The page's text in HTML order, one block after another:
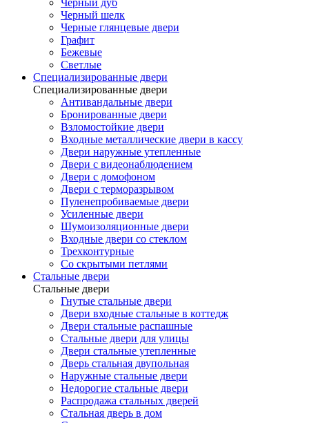
Черный дуб
Черный шелк
Черные глянцевые двери
Графит
Бежевые
Светлые
Специализированные двери
Специализированные двери
Антивандальные двери
Бронированные двери
Взломостойкие двери
Входные металлические двери в кассу
Двери наружные утепленные
Двери с видеонаблюдением
Двери с домофоном
Двери с терморазрывом
Пуленепробиваемые двери
Усиленные двери
Шумоизоляционные двери
Входные двери со стеклом
Трехконтурные
Со скрытыми петлями
Стальные двери
Стальные двери
Гнутые стальные двери
Двери входные стальные в коттедж
Двери стальные распашные
Стальные двери для улицы
Двери стальные утепленные
Дверь стальная двупольная
Наружные стальные двери
Недорогие стальные двери
Распродажа стальных дверей
Стальная дверь в дом